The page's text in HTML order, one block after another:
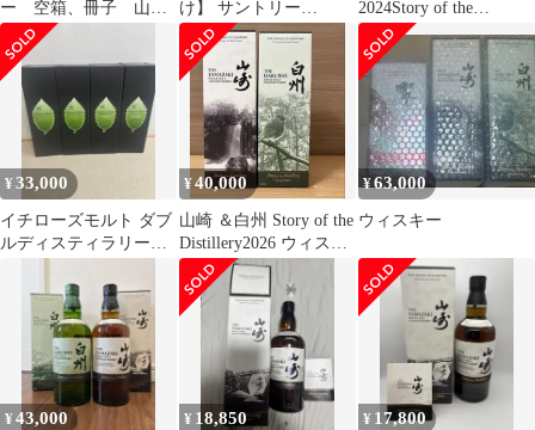
ー 空箱、冊子 山崎
2024
け】 サントリー
SUNTORY 山崎 ストー
リー オブ ザ ディステ
ィラリー 2025 エディシ
ョン 700ml 国産ウイス
キー 【古酒】
2024Story of the
Distillery
¥33,000
イチローズモルト ダブ
ルディスティラリー
州 厚岸 好きな方
¥40,000
山崎 ＆白州 Story of the
Distillery2026 ウィスキ
ー
¥63,000
ウィスキー
¥43,000 ¥ 18,850 ¥ 17,800